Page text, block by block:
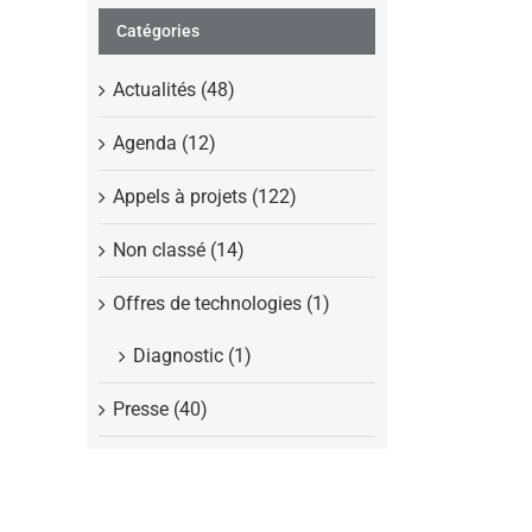
Catégories
Actualités (48)
Agenda (12)
Appels à projets (122)
Non classé (14)
Offres de technologies (1)
Diagnostic (1)
Presse (40)